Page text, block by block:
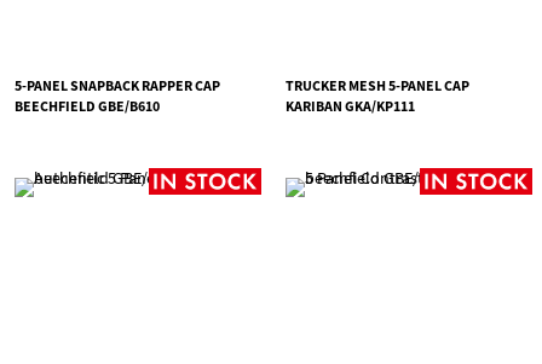
5-PANEL SNAPBACK RAPPER CAP
BEECHFIELD GBE/B610
TRUCKER MESH 5-PANEL CAP
KARIBAN GKA/KP111